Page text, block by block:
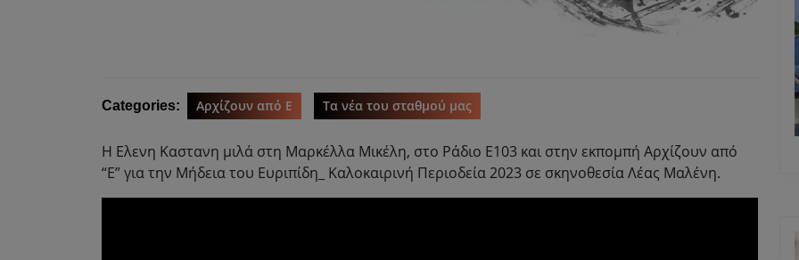
Categories: Αρχίζουν από Ε Τα νέα του σταθμού μας
Η Ελενη Καστανη μιλά στη Μαρκέλλα Μικέλη, στο Ράδιο Ε103 και στην εκπομπή Αρχίζουν από
“Ε” για την Μήδεια του Ευριπίδη_ Καλοκαιρινή Περιοδεία 2023 σε σκηνοθεσία Λέας Μαλένη.